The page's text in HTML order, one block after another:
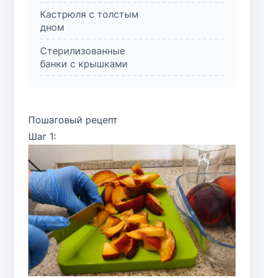
Кастрюля с толстым
дном
Стерилизованные
банки с крышками
Пошаговый рецепт
Шаг 1: